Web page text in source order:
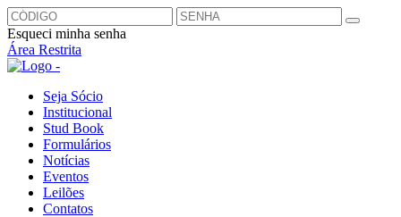
Esqueci minha senha
Área Restrita
Seja Sócio
Institucional
Stud Book
Formulários
Notícias
Eventos
Leilões
Contatos